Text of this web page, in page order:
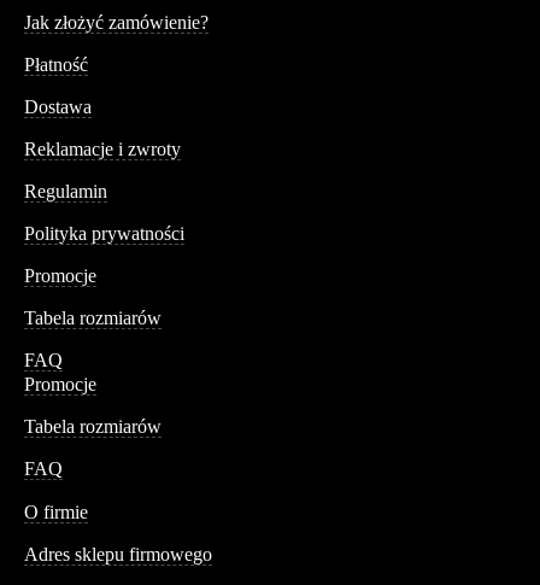
Jak złożyć zamówienie?
Płatność
Dostawa
Reklamacje i zwroty
Regulamin
Polityka prywatności
Promocje
Tabela rozmiarów
FAQ
Promocje
Tabela rozmiarów
FAQ
O firmie
Adres sklepu firmowego